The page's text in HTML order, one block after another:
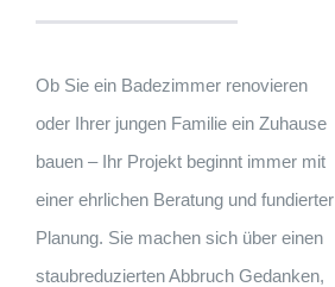
Ob Sie ein Badezimmer renovieren
oder Ihrer jungen Familie ein Zuhause
bauen – Ihr Projekt beginnt immer mit
einer ehrlichen Beratung und fundierter
Planung. Sie machen sich über einen
staubreduzierten Abbruch Gedanken,